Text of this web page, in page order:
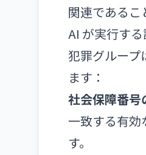
関連であるこ
AI が実行す
犯罪グルー
ます：
社会保障番号
一致する有効
す。